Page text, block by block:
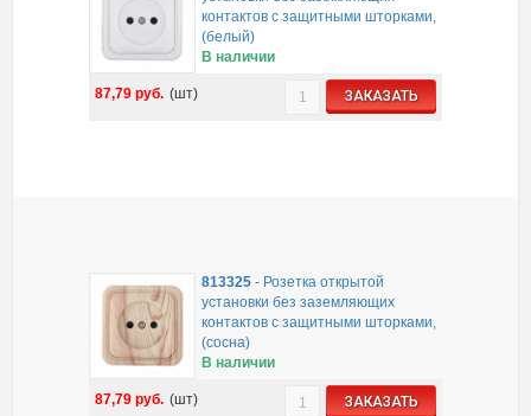
контактов с защитными шторками,
(белый)
В наличии
87,79 руб. (шт) ЗАКАЗАТЬ
813325- Розетка открытой
установки без заземляющих
контактов с защитными шторками,
(сосна)
В наличии
87,79 руб. (шт) ЗАКАЗАТЬ